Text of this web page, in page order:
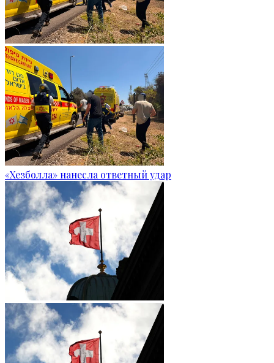
«Хезболла» нанесла ответный удар